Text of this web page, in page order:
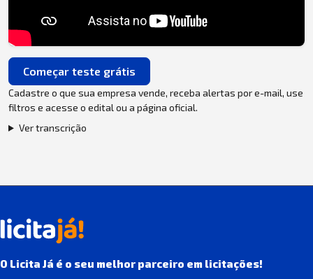
Começar teste grátis
Cadastre o que sua empresa vende, receba alertas por e-mail, use
filtros e acesse o edital ou a página oficial.
Ver transcrição
O Licita Já é o seu melhor parceiro em licitações!